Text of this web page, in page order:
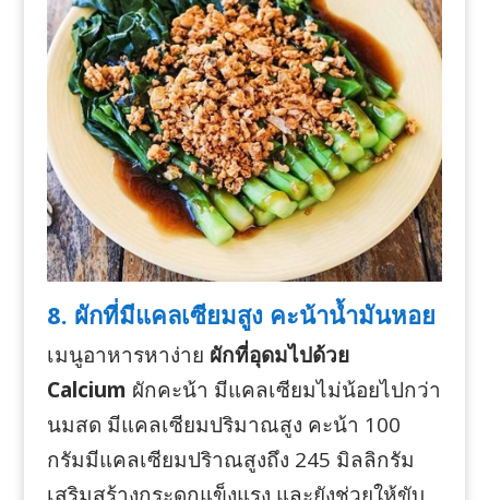
8. ผักที่มีแคลเซียมสูง คะน้าน้ำมันหอย
เมนูอาหารหาง่าย ผักที่อุดมไปด้วย
Calcium ผักคะน้า มีแคลเซียมไม่น้อยไปกว่า
นมสด มีแคลเซียมปริมาณสูง คะน้า 100
กรัมมีแคลเซียมปริาณสูงถึง 245 มิลลิกรัม